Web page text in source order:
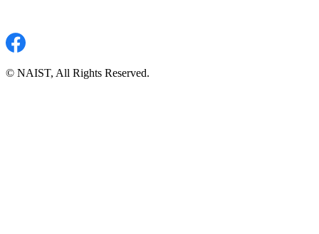
© NAIST, All Rights Reserved.